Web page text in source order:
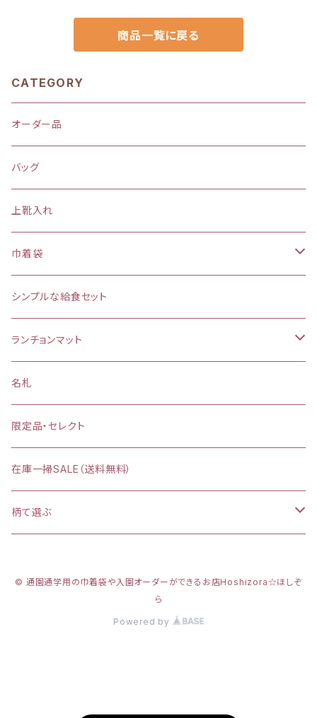
商品一覧に戻る
CATEGORY
オーダー品
バッグ
上靴入れ
巾着袋
(大)約 縦37×横34マチ＋8cm
お弁当袋
【給食袋・おやつ袋】約 縦25×20cm
シンプルな給食セット
ランチョンマット
縦25×横35cm
縦30×横40cm
名札
限定品・セレクト
在庫一掃SALE（送料無料）
柄て選ぶ
© 通園通学用の巾着袋や入園オーダーができるお店Hoshizora☆ほしぞ
ら
Powered by